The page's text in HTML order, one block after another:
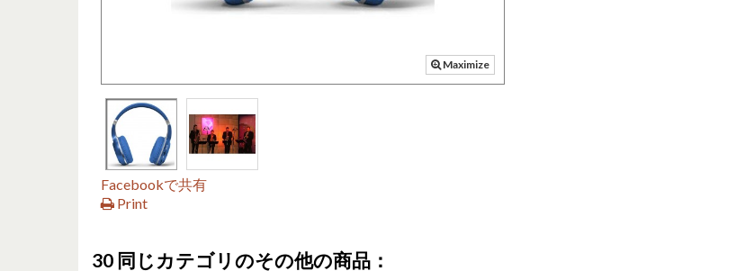
Maximize
Facebookで共有
Print
30 同じカテゴリのその他の商品：